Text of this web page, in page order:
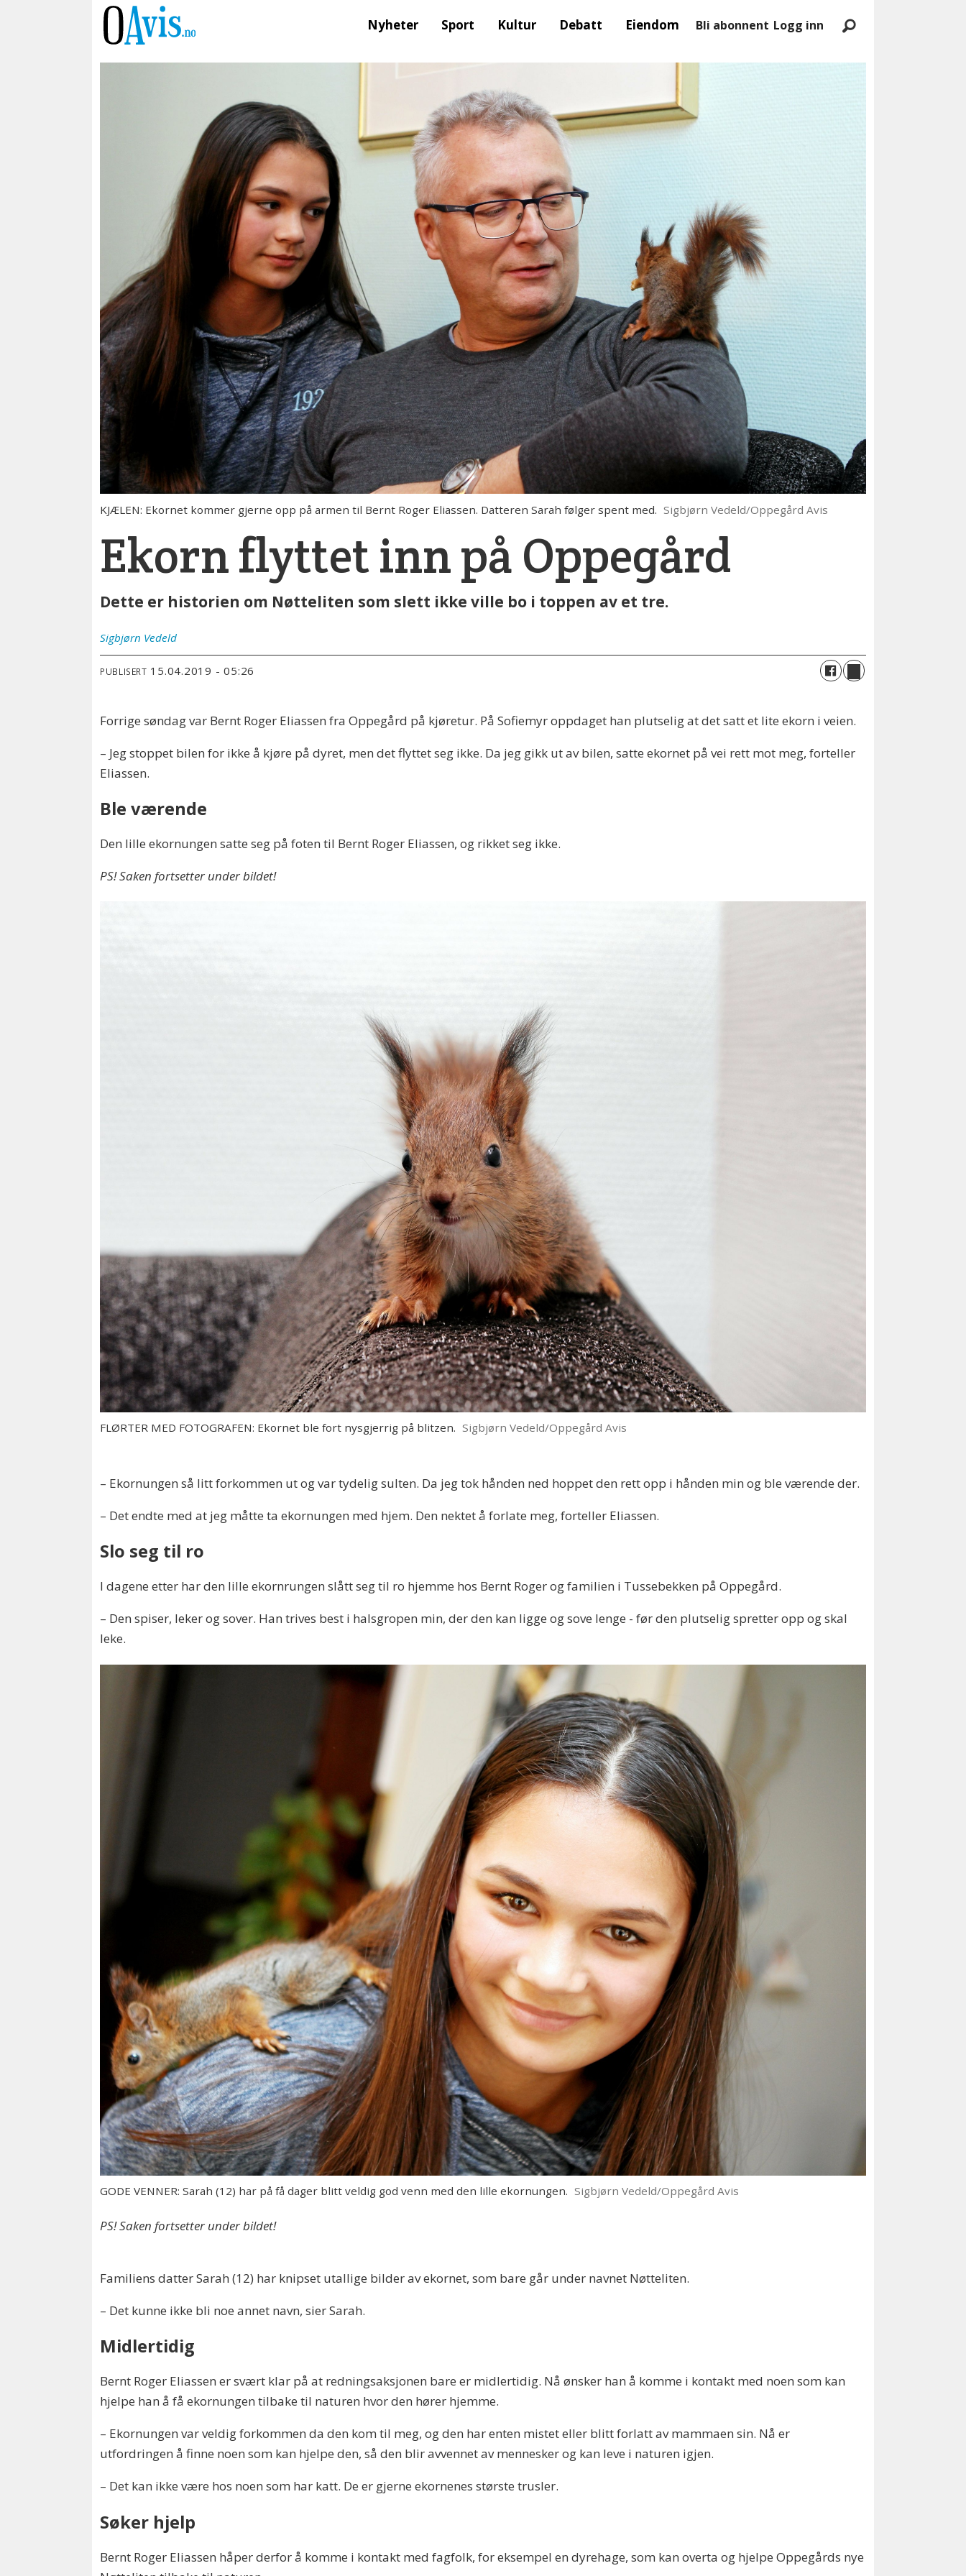
Nyheter Sport Kultur Debatt Eiendom Bli abonnent Logg inn
KJÆLEN: Ekornet kommer gjerne opp på armen til Bernt Roger Eliassen. Datteren Sarah følger spent med. Sigbjørn Vedeld/Oppegård Avis
Ekorn flyttet inn på Oppegård
Dette er historien om Nøtteliten som slett ikke ville bo i toppen av et tre.
Sigbjørn Vedeld
PUBLISERT 15.04.2019 - 05:26
Forrige søndag var Bernt Roger Eliassen fra Oppegård på kjøretur. På Sofiemyr oppdaget han plutselig at det satt et lite ekorn i veien.
– Jeg stoppet bilen for ikke å kjøre på dyret, men det flyttet seg ikke. Da jeg gikk ut av bilen, satte ekornet på vei rett mot meg, forteller
Eliassen.
Ble værende
Den lille ekornungen satte seg på foten til Bernt Roger Eliassen, og rikket seg ikke.
PS! Saken fortsetter under bildet!
FLØRTER MED FOTOGRAFEN: Ekornet ble fort nysgjerrig på blitzen. Sigbjørn Vedeld/Oppegård Avis
– Ekornungen så litt forkommen ut og var tydelig sulten. Da jeg tok hånden ned hoppet den rett opp i hånden min og ble værende der.
– Det endte med at jeg måtte ta ekornungen med hjem. Den nektet å forlate meg, forteller Eliassen.
Slo seg til ro
I dagene etter har den lille ekornrungen slått seg til ro hjemme hos Bernt Roger og familien i Tussebekken på Oppegård.
– Den spiser, leker og sover. Han trives best i halsgropen min, der den kan ligge og sove lenge - før den plutselig spretter opp og skal
leke.
GODE VENNER: Sarah (12) har på få dager blitt veldig god venn med den lille ekornungen. Sigbjørn Vedeld/Oppegård Avis
PS! Saken fortsetter under bildet!
Familiens datter Sarah (12) har knipset utallige bilder av ekornet, som bare går under navnet Nøtteliten.
– Det kunne ikke bli noe annet navn, sier Sarah.
Midlertidig
Bernt Roger Eliassen er svært klar på at redningsaksjonen bare er midlertidig. Nå ønsker han å komme i kontakt med noen som kan
hjelpe han å få ekornungen tilbake til naturen hvor den hører hjemme.
– Ekornungen var veldig forkommen da den kom til meg, og den har enten mistet eller blitt forlatt av mammaen sin. Nå er
utfordringen å finne noen som kan hjelpe den, så den blir avvennet av mennesker og kan leve i naturen igjen.
– Det kan ikke være hos noen som har katt. De er gjerne ekornenes største trusler.
Søker hjelp
Bernt Roger Eliassen håper derfor å komme i kontakt med fagfolk, for eksempel en dyrehage, som kan overta og hjelpe Oppegårds nye